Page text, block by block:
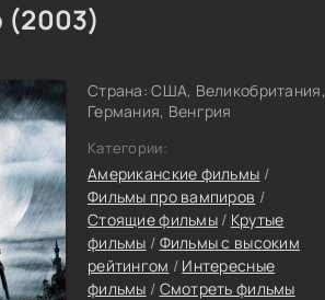
(2003)
Страна: США, Великобритания,
Германия, Венгрия
Категории:
Американские фильмы /
Фильмы про вампиров /
Стоящие фильмы/ Крутые
фильмы / Фильмы с высоким
рейтингом / Интересные
фильмы / Смотреть фильмы